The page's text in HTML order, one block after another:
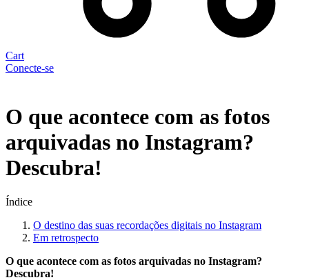
Cart
Conecte-se
O que acontece com as fotos
arquivadas no Instagram?
Descubra!
Índice
O destino das ‍suas recordações digitais no Instagram
Em ⁤retrospecto
O que acontece com as fotos arquivadas no Instagram?
Descubra!